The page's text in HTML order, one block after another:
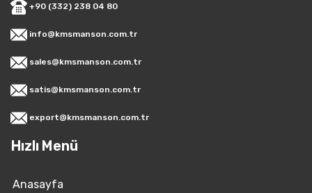
+90 (332) 238 04 80
info@kmsmanson.com.tr
sales@kmsmanson.com.tr
satis@kmsmanson.com.tr
export@kmsmanson.com.tr
Hızlı Menü
Anasayfa